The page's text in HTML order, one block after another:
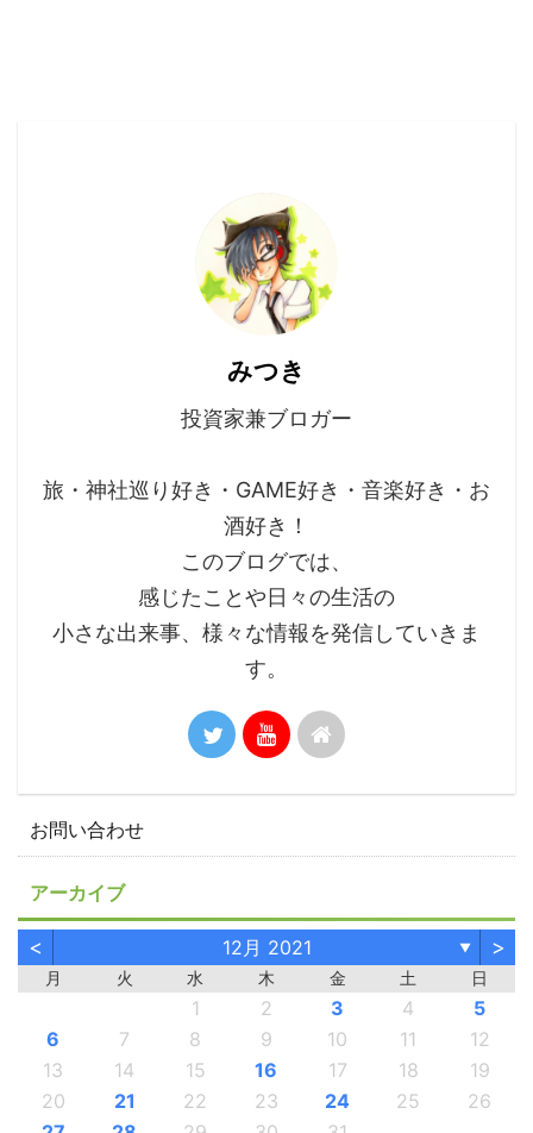
みつき
投資家兼ブロガー
旅・神社巡り好き・GAME好き・音楽好き・お
酒好き！
このブログでは、
感じたことや日々の生活の
小さな出来事、様々な情報を発信していきま
す。
お問い合わせ
アーカイブ
< 12月 2021 ▼ >
月 火 水 木 金 土 日
1 2 3 4
5
6
7 8 9 10 11
12
13
14 15 16 17 18
19
20
21 22 23 24 25
26